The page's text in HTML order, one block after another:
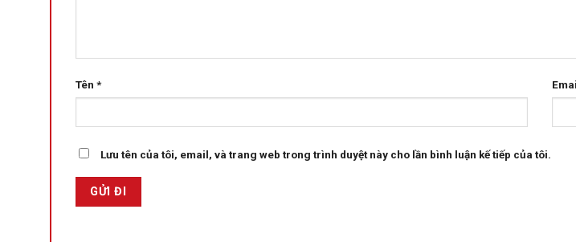
Tên *
Lưu tên của tôi, email, và trang web trong trình duyệt này cho lần bình luận kế tiếp của tôi.